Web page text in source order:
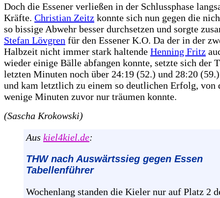
Doch die Essener verließen in der Schlussphase
Kräfte. Christian Zeitz konnte sich nun gegen die
so bissige Abwehr besser durchsetzen und sorgte
Stefan Lövgren für den Essener K.O. Da der in der
Halbzeit nicht immer stark haltende Henning Fritz
wieder einige Bälle abfangen konnte, setzte sich der
letzten Minuten noch über 24:19 (52.) und 28:20
und kam letztlich zu einem so deutlichen Erfolg, von
wenige Minuten zuvor nur träumen konnte.
(Sascha Krokowski)
Aus kiel4kiel.de:
THW nach Auswärtssieg gegen Essen
Tabellenführer
Wochenlang standen die Kieler nur auf Platz 2